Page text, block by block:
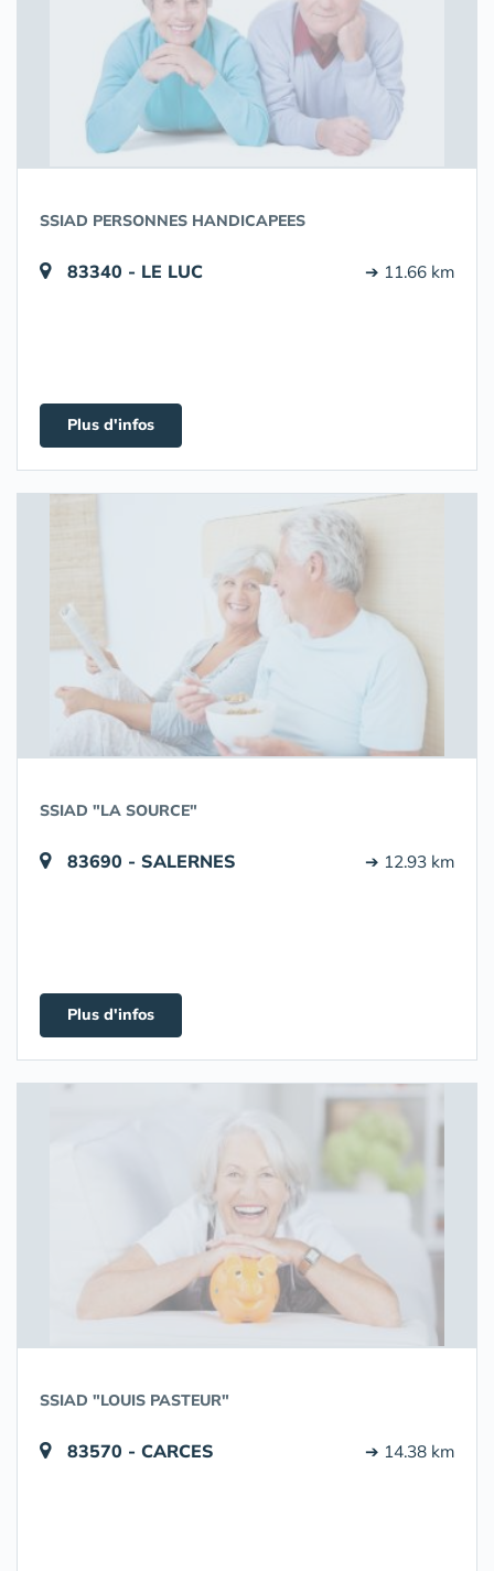
SSIAD PERSONNES HANDICAPEES
83340 - LE LUC ➔ 11.66 km
Plus d'infos
SSIAD "LA SOURCE"
83690 - SALERNES ➔ 12.93 km
Plus d'infos
SSIAD "LOUIS PASTEUR"
83570 - CARCES ➔ 14.38 km